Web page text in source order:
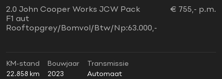
2.0 John Cooper Works JCW Pack
F1 aut
Rooftopgrey/Bomvol/Btw/Np:63.000,-
€ 755,- p.m.
KM-stand
22.858 km
Bouwjaar
2023
Transmissie
Automaat